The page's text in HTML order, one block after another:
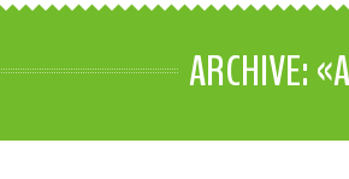
ARCHIVE: